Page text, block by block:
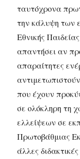
ταυτόχρονα
την κάλυψη των
Εθνικής
απαντήσει αν
απαραίτητες
που έχουν
σε ολόκληρη τη
ελλείψεων σε
Πρωτοβάθμιας
άλλες